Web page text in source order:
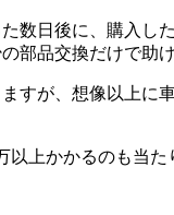
数日後に、購入し
部品交換だけで助
すが、想像以上に
以上かかるのも当